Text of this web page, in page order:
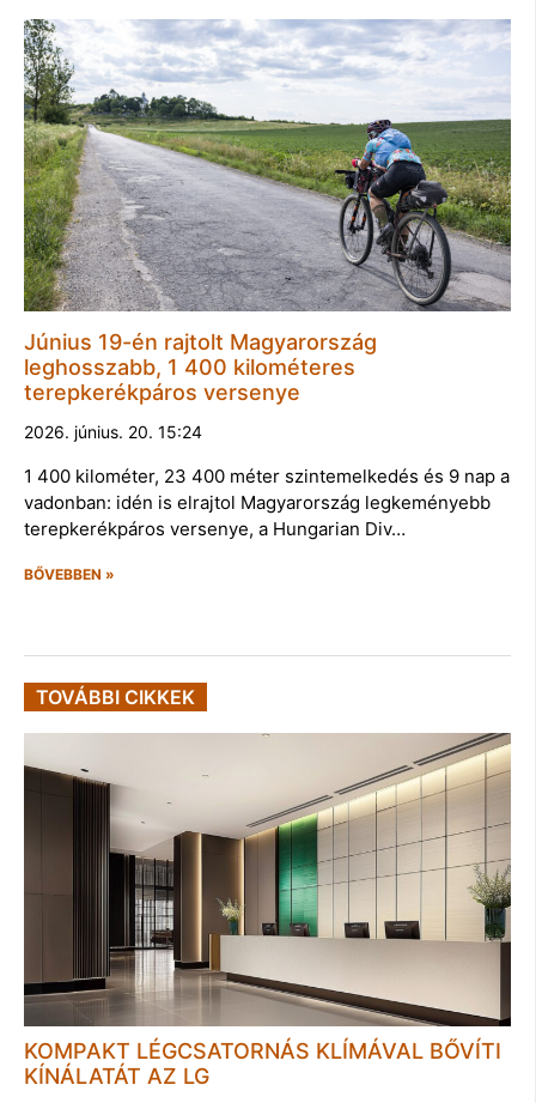
Június 19-én rajtolt Magyarország
leghosszabb, 1 400 kilométeres
terepkerékpáros versenye
2026. június. 20. 15:24
1 400 kilométer, 23 400 méter szintemelkedés és 9 nap a
vadonban: idén is elrajtol Magyarország legkeményebb
terepkerékpáros versenye, a Hungarian Div…
BŐVEBBEN »
TOVÁBBI CIKKEK
KOMPAKT LÉGCSATORNÁS KLÍMÁVAL BŐVÍTI
KÍNÁLATÁT AZ LG